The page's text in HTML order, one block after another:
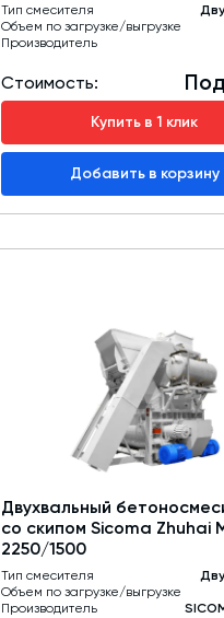
Тип смесителя
Объем по загрузке/выгрузке
Производитель
Стоимость:
Купить в 1 клик
Добавить в корзину
Двухвальный
со скипом Sicoma Zhuhai
2250/1500
Тип смесителя
Объем по загрузке/выгрузке
Производитель